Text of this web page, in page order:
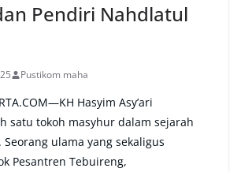
Pendiri Nahdlatul
Pustikom maha
Hasyim Asy’ari
satu tokoh masyhur dalam sejarah
ulama yang sekaligus
Pesantren Tebuireng,